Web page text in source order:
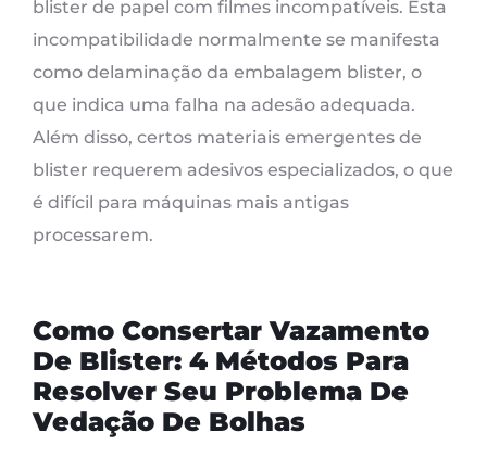
blister de papel com filmes incompatíveis. Esta
incompatibilidade normalmente se manifesta
como delaminação da embalagem blister, o
que indica uma falha na adesão adequada.
Além disso, certos materiais emergentes de
blister requerem adesivos especializados, o que
é difícil para máquinas mais antigas
processarem.
Como Consertar Vazamento
De Blister: 4 Métodos Para
Resolver Seu Problema De
Vedação De Bolhas